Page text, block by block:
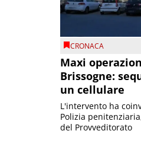
CRONACA
Maxi
Brissogne:
un cellulare
L'intervento ha
Polizia
del Provveditorato